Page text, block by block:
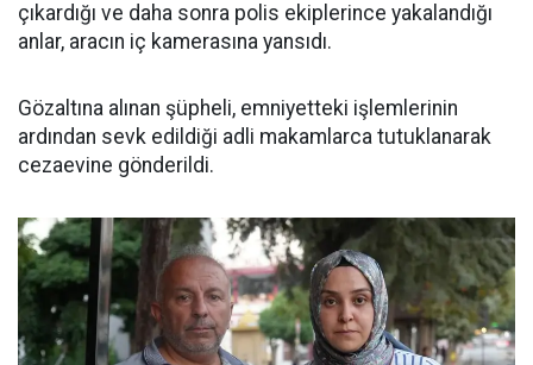
çıkardığı ve daha sonra polis ekiplerince yakalandığı
anlar, aracın iç kamerasına yansıdı.
Gözaltına alınan şüpheli, emniyetteki işlemlerinin
ardından sevk edildiği adli makamlarca tutuklanarak
cezaevine gönderildi.